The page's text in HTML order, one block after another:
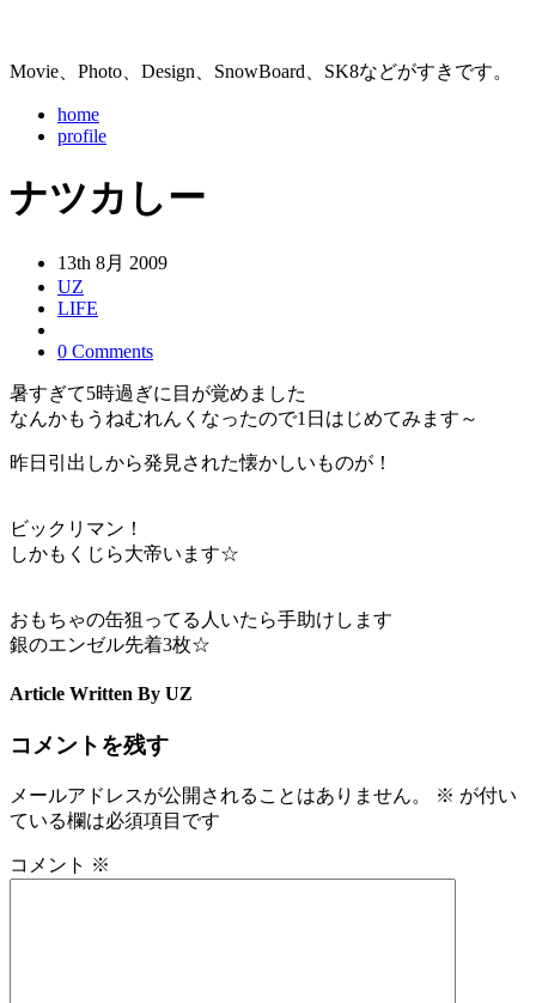
Movie、Photo、Design、SnowBoard、SK8などがすきです。
home
profile
ナツカしー
13th 8月 2009
UZ
LIFE
0 Comments
暑すぎて5時過ぎに目が覚めました
なんかもうねむれんくなったので1日はじめてみます～
昨日引出しから発見された懐かしいものが！
ビックリマン！
しかもくじら大帝います☆
おもちゃの缶狙ってる人いたら手助けします
銀のエンゼル先着3枚☆
Article Written By UZ
コメントを残す
メールアドレスが公開されることはありません。 ※ が付い
ている欄は必須項目です
コメント ※